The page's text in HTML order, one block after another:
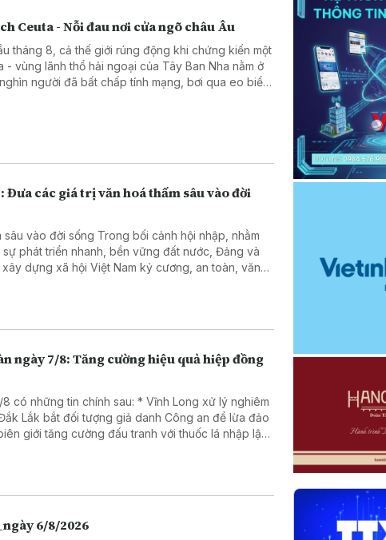
Ceuta - Nỗi đau nơi cửa ngõ châu Âu
tháng 8, cả thế giới rúng động khi chứng kiến một
- vùng lãnh thổ hải ngoại của Tây Ban Nha nằm ở
người đã bất chấp tính mạng, bơi qua eo biển
Đưa các giá trị văn hoá thấm sâu vào đời
bối cảnh hội nhập, nhằm
phát triển nhanh, bền vững đất nước, Đảng và
dựng xã hội Việt Nam kỷ cương, an toàn, văn
ngày 7/8: Tăng cường hiệu quả hiệp đồng
có những tin chính sau: * Vĩnh Long xử lý nghiêm
Lắk bắt đối tượng giả danh Công an để lừa đảo
6/8/2026